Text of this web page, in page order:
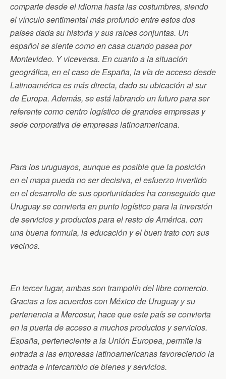
comparte desde el idioma hasta las costumbres, siendo
el vínculo sentimental más profundo entre estos dos
países dada su historia y sus raíces conjuntas. Un
español se siente como en casa cuando pasea por
Montevideo. Y viceversa. En cuanto a la situación
geográfica, en el caso de España, la vía de acceso desde
Latinoamérica es más directa, dado su ubicación al sur
de Europa. Además, se está labrando un futuro para ser
referente como centro logístico de grandes empresas y
sede corporativa de empresas latinoamericana.
Para los uruguayos, aunque es posible que la posición
en el mapa pueda no ser decisiva, el esfuerzo invertido
en el desarrollo de sus oportunidades ha conseguido que
Uruguay se convierta en punto logístico para la inversión
de servicios y productos para el resto de América. con
una buena formula, la educación y el buen trato con sus
vecinos.
En tercer lugar, ambas son trampolín del libre comercio.
Gracias a los acuerdos con México de Uruguay y su
pertenencia a Mercosur, hace que este país se convierta
en la puerta de acceso a muchos productos y servicios.
España, perteneciente a la Unión Europea, permite la
entrada a las empresas latinoamericanas favoreciendo la
entrada e intercambio de bienes y servicios.